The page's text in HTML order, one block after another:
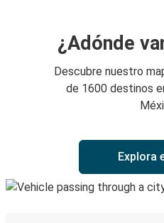
¿Adónde
Descubre nuestro
de 1600 destinos
Explora